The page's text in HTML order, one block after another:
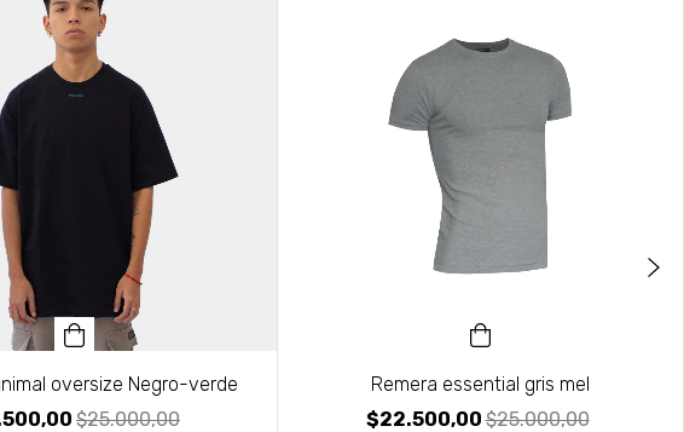
oversize Negro-verde
$25.000,00
Remera essential gris mel
$22.500,00$25.000,00